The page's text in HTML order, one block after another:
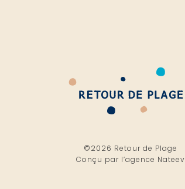
©2026 Retour de Plage
Conçu par l’agence Nateev